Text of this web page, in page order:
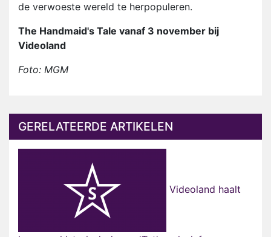
de verwoeste wereld te herpopuleren.
The Handmaid's Tale vanaf 3 november bij
Videoland
Foto: MGM
GERELATEERDE ARTIKELEN
Videoland haalt